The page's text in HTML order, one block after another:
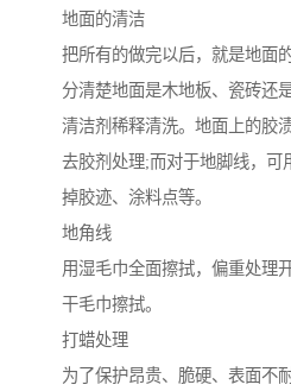
地面的清洁
把所有的做完以后，就是地面
分清楚地面是木地板、瓷砖还
清洁剂稀释清洗。地面上的胶
去胶剂处理;而对于地脚线，可
掉胶迹、涂料点等。
地角线
用湿毛巾全面擦拭，偏重处理
干毛巾擦拭。
打蜡处理
为了保护昂贵、脆硬、表面不